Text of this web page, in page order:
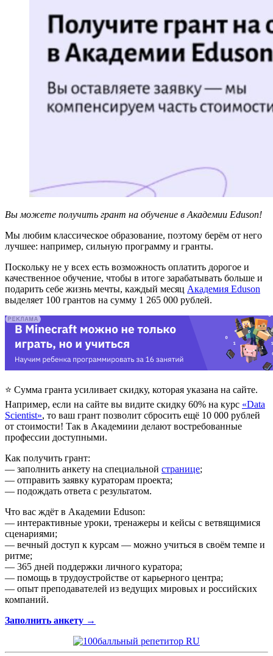
Вы можете получить грант на обучение в Академии Eduson!
Мы любим классическое образование, поэтому берём от него
лучшее: например, сильную программу и гранты.
Поскольку не у всех есть возможность оплатить дорогое и
качественное обучение, чтобы в итоге зарабатывать больше и
подарить себе жизнь мечты, каждый месяц Академия Eduson
выделяет 100 грантов на сумму 1 265 000 рублей.
⭐ Сумма гранта усиливает скидку, которая указана на сайте.
Например, если на сайте вы видите скидку 60% на курс «Data
Scientist», то ваш грант позволит сбросить ещё 10 000 рублей
от стоимости! Так в Академиии делают востребованные
профессии доступными.
Как получить грант:
— заполнить анкету на специальной странице;
— отправить заявку кураторам проекта;
— подождать ответа с результатом.
Что вас ждёт в Академии Eduson:
— интерактивные уроки, тренажеры и кейсы с ветвящимися
сценариями;
— вечный доступ к курсам — можно учиться в своём темпе и
ритме;
— 365 дней поддержки личного куратора;
— помощь в трудоустройстве от карьерного центра;
— опыт преподавателей из ведущих мировых и российских
компаний.
Заполнить анкету →